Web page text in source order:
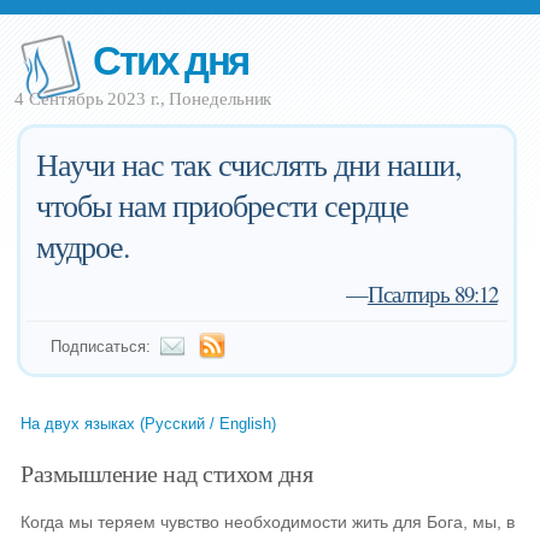
Стих дня
4 Сентябрь 2023 г., Понедельник
Научи нас так счислять дни наши,
чтобы нам приобрести сердце
мудрое.
—Псалтирь 89:12
Подписаться:
На двух языках (Русский / English)
Размышление над стихом дня
Когда мы теряем чувство необходимости жить для Бога, мы, в